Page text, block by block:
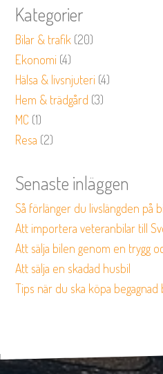
Kategorier
Bilar & trafik (20)
Ekonomi (4)
Hälsa & livsnjuteri (4)
Hem & trädgård (3)
MC (1)
Resa (2)
Senaste inläggen
Så förlänger du livslängden på
Att importera veteranbilar till
Att sälja bilen genom en trygg
Att sälja en skadad husbil
Tips när du ska köpa begagnad